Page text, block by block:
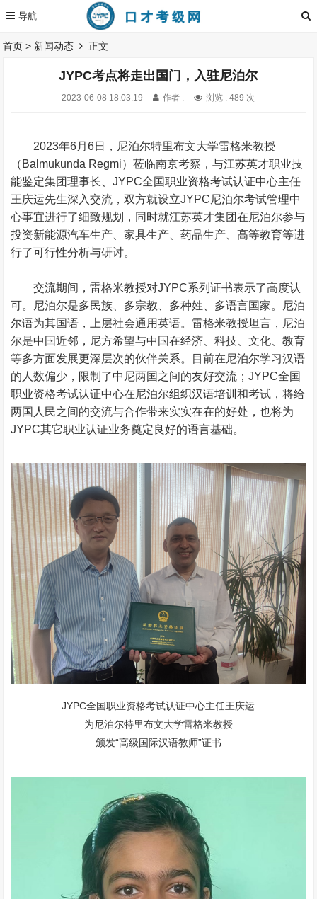
首页 > 新闻动态 正文
JYPC考点将走出国门，入驻尼泊尔
2023-06-08 18:03:19 作者 : 浏览 : 489 次
2023年6月6日，尼泊尔特里布文大学雷格米教授
（Balmukunda Regmi）莅临南京考察，与江苏英才职业技
能鉴定集团理事长、JYPC全国职业资格考试认证中心主任
王庆运先生深入交流，双方就设立JYPC尼泊尔考试管理中
心事宜进行了细致规划，同时就江苏英才集团在尼泊尔参与
投资新能源汽车生产、家具生产、药品生产、高等教育等进
行了可行性分析与研讨。
交流期间，雷格米教授对JYPC系列证书表示了高度认
可。尼泊尔是多民族、多宗教、多种姓、多语言国家。尼泊
尔语为其国语，上层社会通用英语。雷格米教授坦言，尼泊
尔是中国近邻，尼方希望与中国在经济、科技、文化、教育
等多方面发展更深层次的伙伴关系。目前在尼泊尔学习汉语
的人数偏少，限制了中尼两国之间的友好交流；JYPC全国
职业资格考试认证中心在尼泊尔组织汉语培训和考试，将给
两国人民之间的交流与合作带来实实在在的好处，也将为
JYPC其它职业认证业务奠定良好的语言基础。
JYPC全国职业资格考试认证中心主任王庆运
为尼泊尔特里布文大学雷格米教授
颁发“高级国际汉语教师”证书